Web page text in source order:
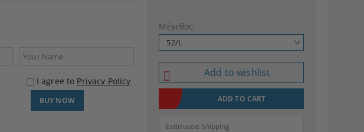
I agree to Privacy Policy
Μέγεθος:
Add to wishlist
Estimated Shipping